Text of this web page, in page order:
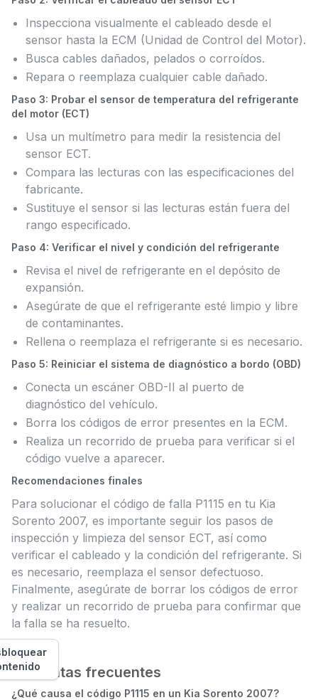
Inspecciona visualmente el cableado desde el
sensor hasta la ECM (Unidad de Control del Motor).
Busca cables dañados, pelados o corroídos.
Repara o reemplaza cualquier cable dañado.
Paso 3: Probar el sensor de temperatura del refrigerante
del motor (ECT)
Usa un multímetro para medir la resistencia del
sensor ECT.
Compara las lecturas con las especificaciones del
fabricante.
Sustituye el sensor si las lecturas están fuera del
rango especificado.
Paso 4: Verificar el nivel y condición del refrigerante
Revisa el nivel de refrigerante en el depósito de
expansión.
Asegúrate de que el refrigerante esté limpio y libre
de contaminantes.
Rellena o reemplaza el refrigerante si es necesario.
Paso 5: Reiniciar el sistema de diagnóstico a bordo (OBD)
Conecta un escáner OBD-II al puerto de
diagnóstico del vehículo.
Borra los códigos de error presentes en la ECM.
Realiza un recorrido de prueba para verificar si el
código vuelve a aparecer.
Recomendaciones finales
Para solucionar el código de falla P1115 en tu Kia
Sorento 2007, es importante seguir los pasos de
inspección y limpieza del sensor ECT, así como
verificar el cableado y la condición del refrigerante. Si
es necesario, reemplaza el sensor defectuoso.
Finalmente, asegúrate de borrar los códigos de error
y realizar un recorrido de prueba para confirmar que
la falla se ha resuelto.
Preguntas frecuentes
¿Qué causa el código P1115 en un Kia Sorento 2007?